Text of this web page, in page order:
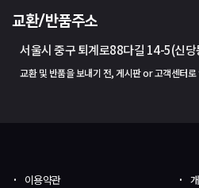
교환/반품주소
서울시 중구 퇴계로88다길 14-5(신
교환 및 반품을 보내기 전, 게시판 or 고객센터
이용약관